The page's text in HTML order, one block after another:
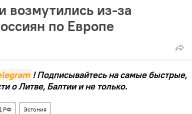
возмутились из-за
по Европе
! Подписывайтесь на самые быстрые,
о Литве, Балтии и не только.
РФ Эстония